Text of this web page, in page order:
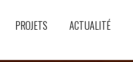
PROJETS ACTUALITÉ